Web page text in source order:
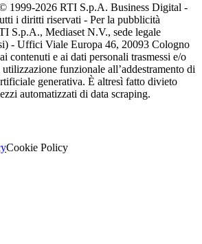
1999-2026 RTI S.p.A. Business Digital -
i diritti riservati - Per la pubblicità
S.p.A., Mediaset N.V., sede legale
- Uffici Viale Europa 46, 20093 Cologno
contenuti e ai dati personali trasmessi e/o
funzionale all’addestramento di
generativa. È altresì fatto divieto
automatizzati di data scraping.
Cookie Policy